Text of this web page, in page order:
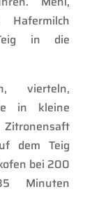
in die
vierteln,
in kleine
dem Teig
bei 200
Minuten